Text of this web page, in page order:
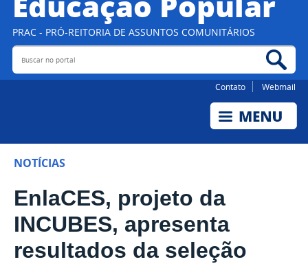
PRAC - PRÓ-REITORIA DE ASSUNTOS COMUNITÁRIOS
Buscar no portal
Contato Webmail
NOTÍCIAS
EnlaCES, projeto da
INCUBES, apresenta
resultados da seleção